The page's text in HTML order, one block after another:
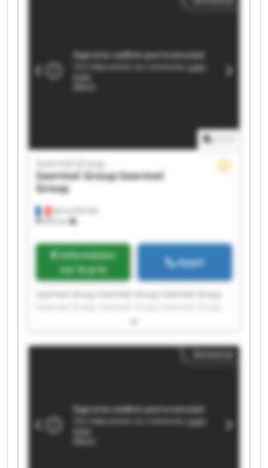
Val-au-Perche
255 km
Soermel Group
Soermel GroupSoermel
Group
Information
sur le prix
Appel
Soermel Group Soermel Group Soermel Group
Soermel Group Soermel Group Soermel Group
Soermel Group Soermel Group Soermel Group